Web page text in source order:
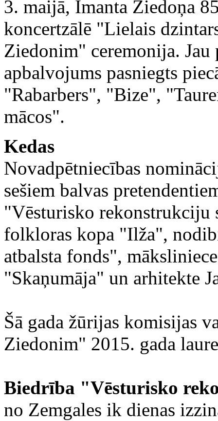
3. maijā, Imanta Ziedoņa
koncertzālē "Lielais
Ziedonim" ceremonija.
apbalvojums pasniegts
"Rabarbers", "Bize",
mācos".
Kedas
Novadpētniecības
sešiem balvas
"Vēsturisko
folkloras kopa "Ilža",
atbalsta fonds",
"Skaņumāja" un arhitekte
Šā gada žūrijas komisijas
Ziedonim" 2015. gada
Biedrība "Vēsturisko
no Zemgales ik dienas